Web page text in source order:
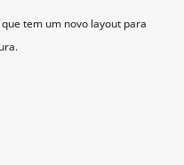
tem um novo layout para